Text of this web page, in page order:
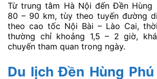
Từ trung tâm Hà Nội đến Đền Hùng
80 – 90 km, tùy theo tuyến đường
theo cao tốc Nội Bài – Lào Cai,
thường chỉ khoảng 1,5 – 2 giờ,
chuyến tham quan trong ngày.
Du lịch Đền Hùng